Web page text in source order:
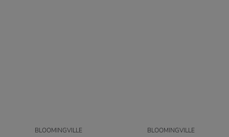
BLOOMINGVILLE BLOOMINGVILLE